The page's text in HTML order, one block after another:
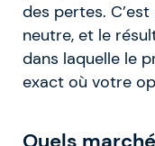
des pertes.
neutre, et le
dans laquelle le
exact où votre